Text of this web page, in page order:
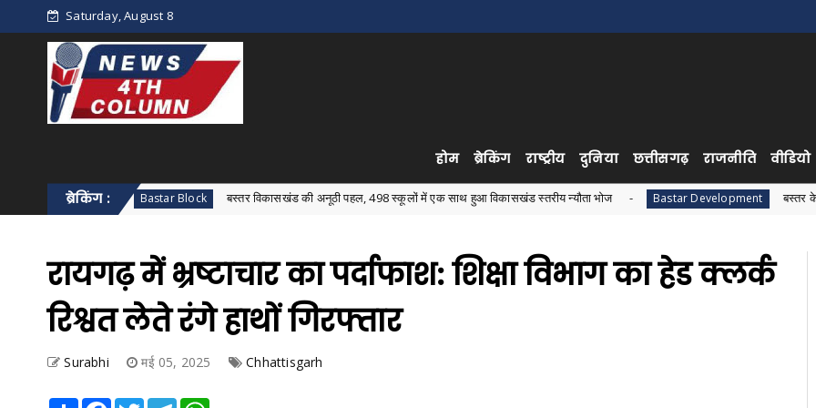
Saturday, August 8
होम ब्रेकिंग राष्ट्रीय दुनिया छत्तीसगढ़ राजनीति वीडियो
ब्रेकिंग :
Bastar Block बस्तर विकासखंड की अनूठी पहल, 498 स्कूलों में एक साथ हुआ विकासखंड स्तरीय न्यौता भोज Bastar Development बस्तर के जनजातीय
रायगढ़ में भ्रष्टाचार का पर्दाफाश: शिक्षा विभाग का हेड क्लर्क
रिश्वत लेते रंगे हाथों गिरफ्तार
Surabhi मई 05, 2025 Chhattisgarh